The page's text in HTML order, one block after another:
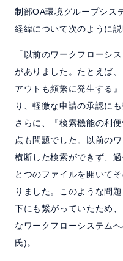
制部OA環境グループシス
経緯について次のように説
「以前のワークフローシ
がありました。たとえば
アウトも頻繁に発生する
り、軽微な申請の承認に
さらに、『検索機能の利
点も問題でした。以前の
横断した検索ができず、
とつのファイルを開いて
りました。このような問
下にも繋がっていたため
なワークフローシステム
氏)。